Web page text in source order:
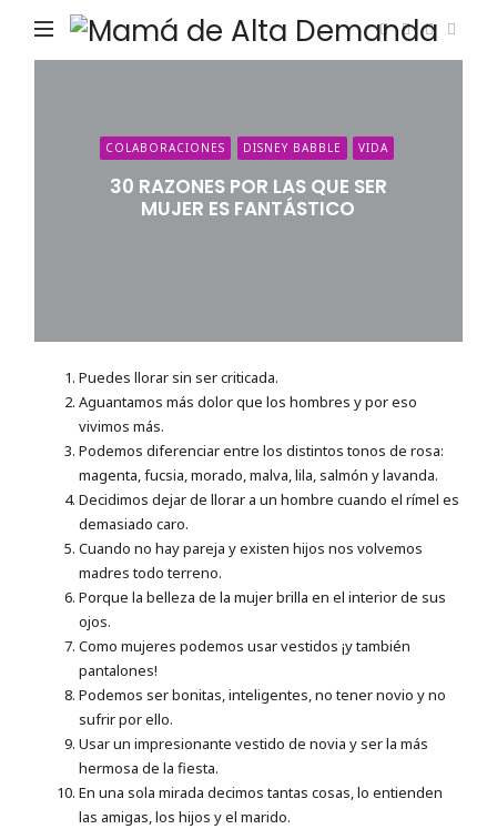
de
COLABORACIONES DISNEY BABBLE VIDA
30 RAZONES POR LAS QUE SER
MUJER ES FANTÁSTICO
Puedes llorar sin ser criticada.
Aguantamos más dolor que los hombres y por eso
vivimos más.
Podemos diferenciar entre los distintos tonos de rosa:
magenta, fucsia, morado, malva, lila, salmón y lavanda.
Decidimos dejar de llorar a un hombre cuando el rímel es
demasiado caro.
Cuando no hay pareja y existen hijos nos volvemos
madres todo terreno.
Porque la belleza de la mujer brilla en el interior de sus
ojos.
Como mujeres podemos usar vestidos ¡y también
pantalones!
Podemos ser bonitas, inteligentes, no tener novio y no
sufrir por ello.
Usar un impresionante vestido de novia y ser la más
hermosa de la fiesta.
En una sola mirada decimos tantas cosas, lo entienden
las amigas, los hijos y el marido.